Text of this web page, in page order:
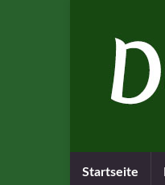
Startseite